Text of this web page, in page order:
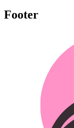
Footer